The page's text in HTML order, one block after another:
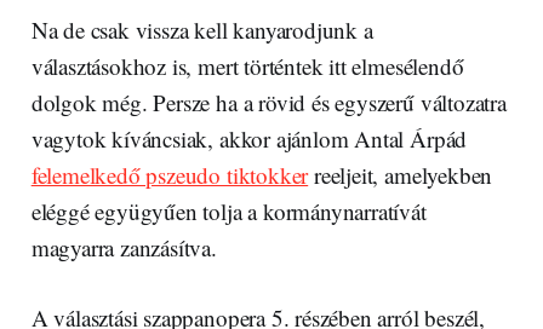
Na de csak vissza kell kanyarodjunk a
választásokhoz is, mert történtek itt elmesélendő
dolgok még. Persze ha a rövid és egyszerű változatra
vagytok kíváncsiak, akkor ajánlom Antal Árpád
felemelkedő pszeudo tiktokkerreeljeit, amelyekben
eléggé együgyűen tolja a kormánynarratívát
magyarra zanzásítva.
A választási szappanopera 5. részében arról beszél,